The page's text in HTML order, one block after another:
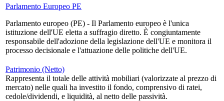
Parlamento Europeo PE
Parlamento europeo (PE) - Il Parlamento europeo è l'unica
istituzione dell'UE eletta a suffragio diretto. È congiuntamente
responsabile dell'adozione della legislazione dell'UE e monitora il
processo decisionale e l'attuazione delle politiche dell'UE.
Patrimonio (Netto)
Rappresenta il totale delle attività mobiliari (valorizzate al prezzo di
mercato) nelle quali ha investito il fondo, comprensivo di ratei,
cedole/dividendi, e liquidità, al netto delle passività.